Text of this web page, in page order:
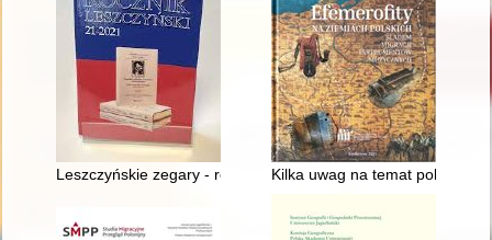
Leszczyńskie zegary - recenzja]Kilka uwag na temat polskiego